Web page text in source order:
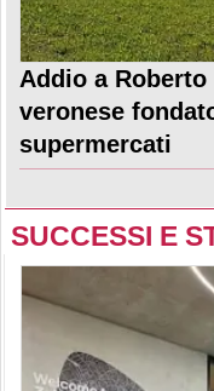
Addio a
veronese
supermercati
SUCCESSI E